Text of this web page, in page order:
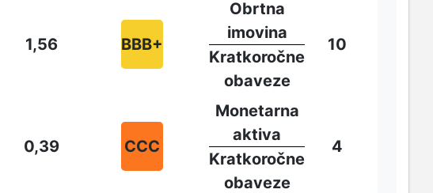
1,56 BBB+
Obrtna
imovina
Kratkoročne
obaveze
10
0,39 CCC
Monetarna
aktiva
Kratkoročne
obaveze
4